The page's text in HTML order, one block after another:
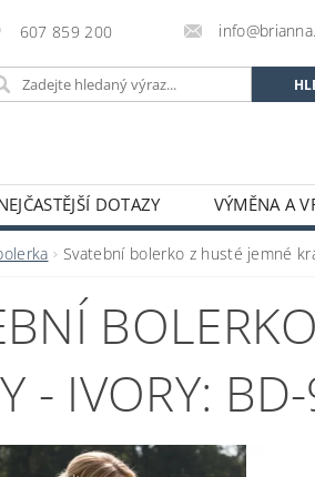
607 859 200
DOTAZY VÝMĚNA A
Svatební bolerko z husté jemné
- IVORY: